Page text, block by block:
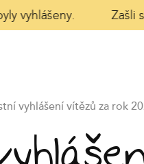
vyhlášeny. Zašli
vyhlášení vítězů za rok